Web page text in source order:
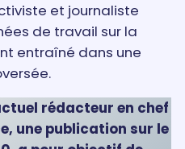
et journaliste
de travail sur la
entraîné dans une
rédacteur en chef
une publication sur le